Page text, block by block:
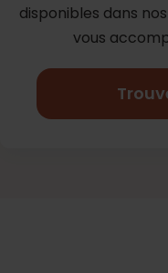
disponibles dans
vous